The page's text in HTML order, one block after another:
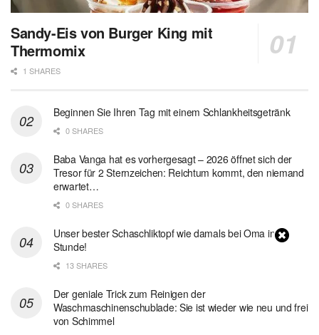
Sandy-Eis von Burger King mit
Thermomix
1 SHARES
Beginnen Sie Ihren Tag mit einem Schlankheitsgetränk
0 SHARES
Baba Vanga hat es vorhergesagt – 2026 öffnet sich der
Tresor für 2 Sternzeichen: Reichtum kommt, den niemand
erwartet…
0 SHARES
Unser bester Schaschliktopf wie damals bei Oma in 1
Stunde!
13 SHARES
Der geniale Trick zum Reinigen der
Waschmaschinenschublade: Sie ist wieder wie neu und frei
von Schimmel